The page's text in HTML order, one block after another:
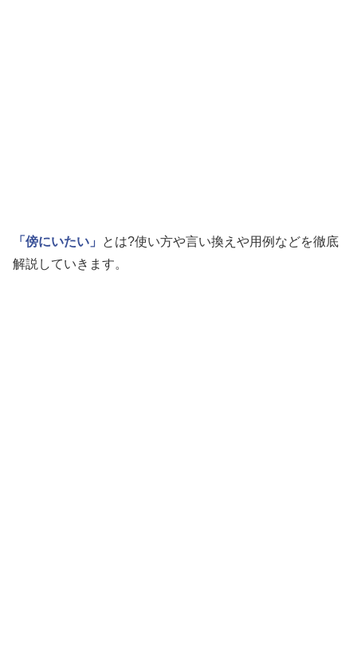
「傍にいたい」
とは?使い方や言い換えや用例などを徹底
解説していきます。